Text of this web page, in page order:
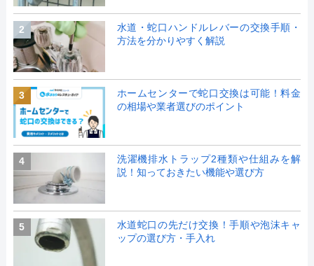
2
水道・蛇口ハンドルレバーの交換手順・
方法を分かりやすく解説
3
ホームセンターで蛇口交換は可能！料金
の相場や業者選びのポイント
4
洗濯機排水トラップ2種類や仕組みを解
説！知っておきたい機能や選び方
5
水道蛇口の先だけ交換！手順や泡沫キャ
ップの選び方・手入れ